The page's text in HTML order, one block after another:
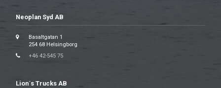
Neoplan Syd AB
Basaltgatan 1
254 68 Helsingborg
+46 42-545 75
Lion´s Trucks AB